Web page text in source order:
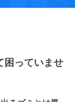
困っていませ